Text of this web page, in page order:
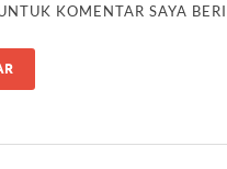
KOMENTAR SAYA